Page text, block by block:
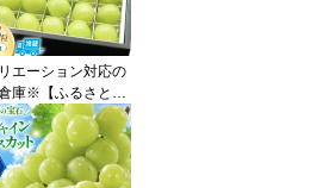
マスカット ブド
う 葡萄 フルーツ
だもの 旬 山梨 ギ
エーション対応の
庫※【ふるさと納
【2026年発送】 シ
マスカット 先行予
口 BOX 36粒入り
[REGALO 山梨